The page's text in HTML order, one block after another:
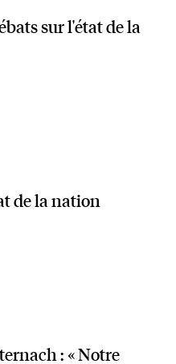
sur l'état de la
de la nation
: « Notre